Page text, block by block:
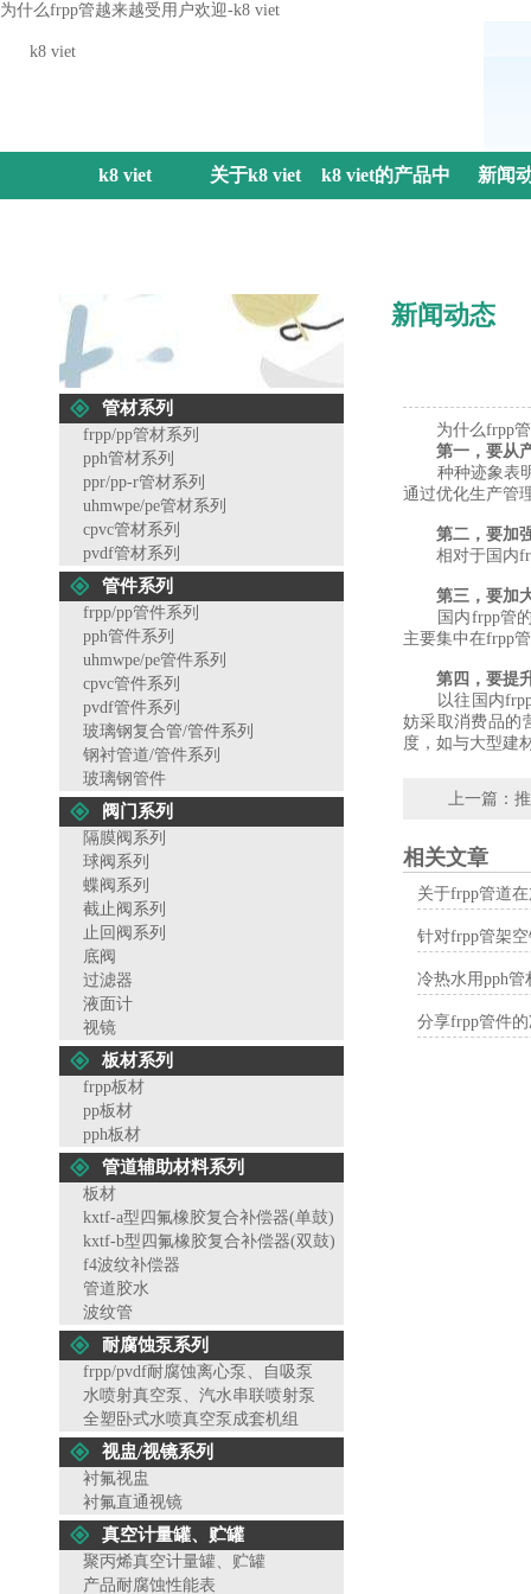
为什么frpp管越来越受用户欢迎-k8 viet
k8 viet
k8 viet 关于k8 viet k8 viet的产品中 新闻
管材系列
frpp/pp管材系列
pph管材系列
ppr/pp-r管材系列
uhmwpe/pe管材系列
cpvc管材系列
pvdf管材系列
管件系列
frpp/pp管件系列
pph管件系列
uhmwpe/pe管件系列
cpvc管件系列
pvdf管件系列
玻璃钢复合管/管件系列
钢衬管道/管件系列
玻璃钢管件
阀门系列
隔膜阀系列
球阀系列
蝶阀系列
截止阀系列
止回阀系列
底阀
过滤器
液面计
视镜
板材系列
frpp板材
pp板材
pph板材
管道辅助材料系列
板材
kxtf-a型四氟橡胶复合补偿器(单鼓)
kxtf-b型四氟橡胶复合补偿器(双鼓)
f4波纹补偿器
管道胶水
波纹管
耐腐蚀泵系列
frpp/pvdf耐腐蚀离心泵、自吸泵
水喷射真空泵、汽水串联喷射泵
全塑卧式水喷真空泵成套机组
视盅/视镜系列
衬氟视盅
衬氟直通视镜
真空计量罐、贮罐
聚丙烯真空计量罐、贮罐
产品耐腐蚀性能表
新闻动态
为什么frpp管
第一，要从
种种迹象表明
通过优化生产管
第二，要加
相对于国内
第三，要加
国内frpp管的
主要集中在frpp
第四，要提
以往国内frpp
妨采取消费品的
度，如与大型建
上一篇：
相关文章
关于frpp管道
针对frpp管架
冷热水用pph
分享frpp管件